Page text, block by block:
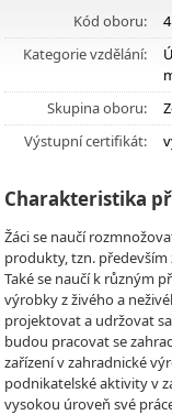
Kód oboru:
Kategorie vzdělání:
Skupina oboru:
Výstupní certifikát:
Charakteristika
Žáci se naučí
produkty, tzn. především
Také se naučí k různým
výrobky z živého a
projektovat a udržovat
budou pracovat se
zařízení v zahradnické
podnikatelské aktivity v
vysokou úroveň své